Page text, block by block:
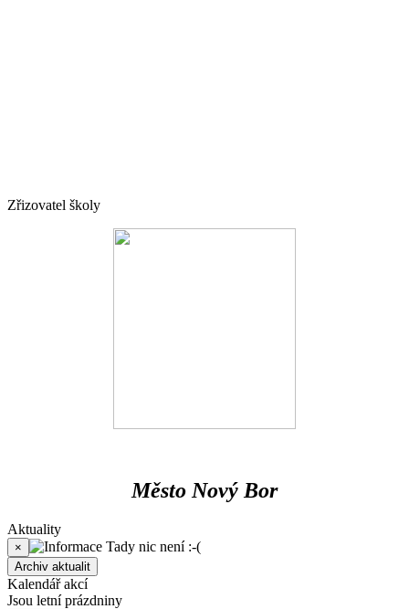
Zřizovatel školy
Město Nový Bor
Aktuality
× Tady nic není :-(
Archiv aktualit
Kalendář akcí
Jsou letní prázdniny